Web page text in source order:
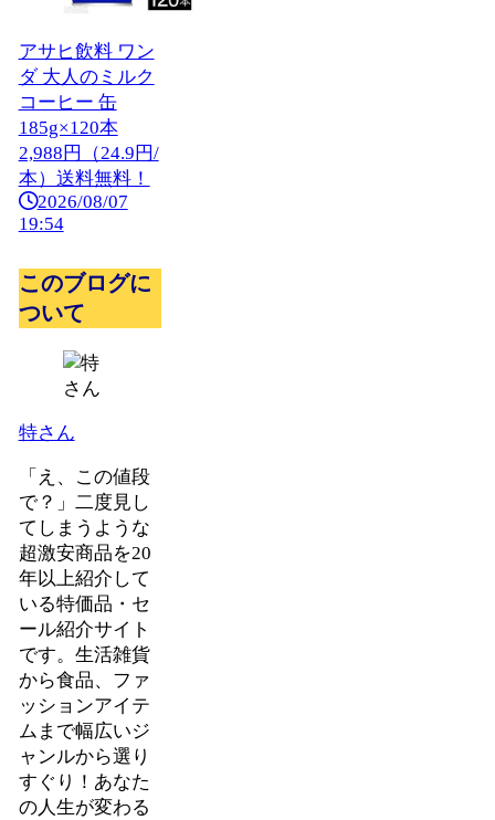
アサヒ飲料 ワン
ダ 大人のミルク
コーヒー 缶
185g×120本
2,988円（24.9円/
本）送料無料！
2026/08/07
19:54
このブログに
ついて
特さん
「え、この値段
で？」二度見し
てしまうような
超激安商品を20
年以上紹介して
いる特価品・セ
ール紹介サイト
です。生活雑貨
から食品、ファ
ッションアイテ
ムまで幅広いジ
ャンルから選り
すぐり！あなた
の人生が変わる